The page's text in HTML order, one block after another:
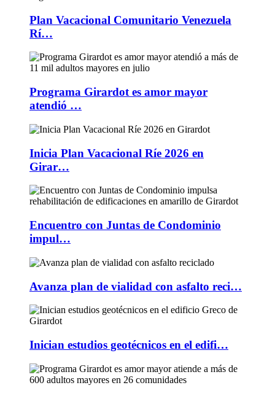
Plan Vacacional Comunitario Venezuela
Rí…
Programa Girardot es amor mayor
atendió …
Inicia Plan Vacacional Ríe 2026 en
Girar…
Encuentro con Juntas de Condominio
impul…
Avanza plan de vialidad con asfalto reci…
Inician estudios geotécnicos en el edifi…